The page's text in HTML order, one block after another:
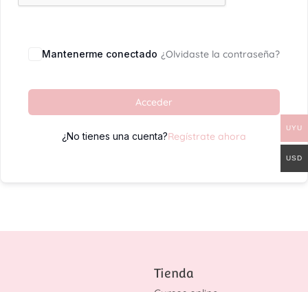
Mantenerme conectado ¿Olvidaste la contraseña?
Acceder
¿No tienes una cuenta?Regístrate ahora
Tienda
UYU
USD